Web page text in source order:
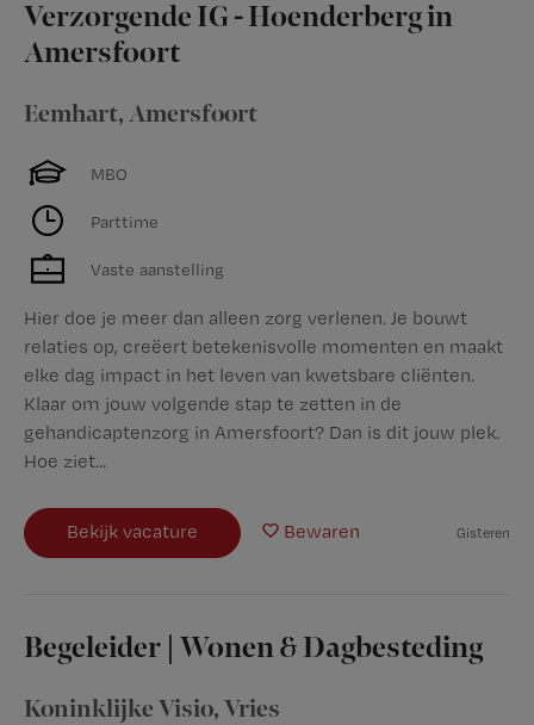
Verzorgende IG - Hoenderberg in
Amersfoort
Eemhart, Amersfoort
MBO
Parttime
Vaste aanstelling
Hier doe je meer dan alleen zorg verlenen. Je bouwt
relaties op, creëert betekenisvolle momenten en maakt
elke dag impact in het leven van kwetsbare cliënten.
Klaar om jouw volgende stap te zetten in de
gehandicaptenzorg in Amersfoort? Dan is dit jouw plek.
Hoe ziet...
Bekijk vacature Bewaren Gisteren
Begeleider | Wonen & Dagbesteding
Koninklijke Visio, Vries